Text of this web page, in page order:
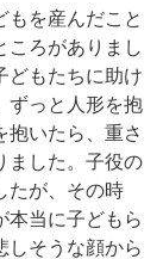
を産んだこと
ころがありまし
どもたちに助け
ずっと人形を抱
抱いたら、重さ
ました。子役の
たが、その時
本当に子どもら
しそうな顔から